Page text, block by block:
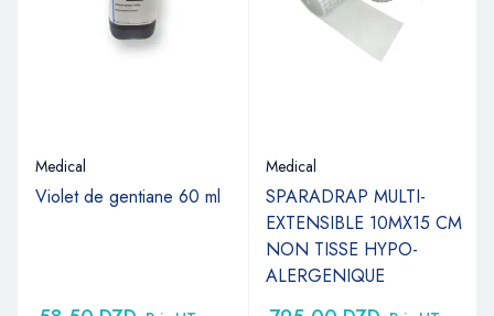
Medical
Violet de gentiane 60 ml
Medical
SPARADRAP MULTI-
EXTENSIBLE 10MX15 CM
NON TISSE HYPO-
ALERGENIQUE